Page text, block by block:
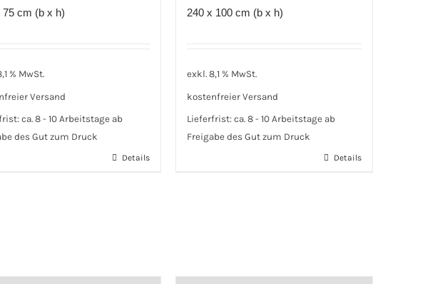
75 cm (b x h)
% MwSt.
Versand
ca. 8 - 10 Arbeitstage ab
des Gut zum Druck
Details
240 x 100 cm (b x h)
exkl. 8,1 % MwSt.
kostenfreier Versand
Lieferfrist: ca. 8 - 10 Arbeitstage ab
Freigabe des Gut zum Druck
Details